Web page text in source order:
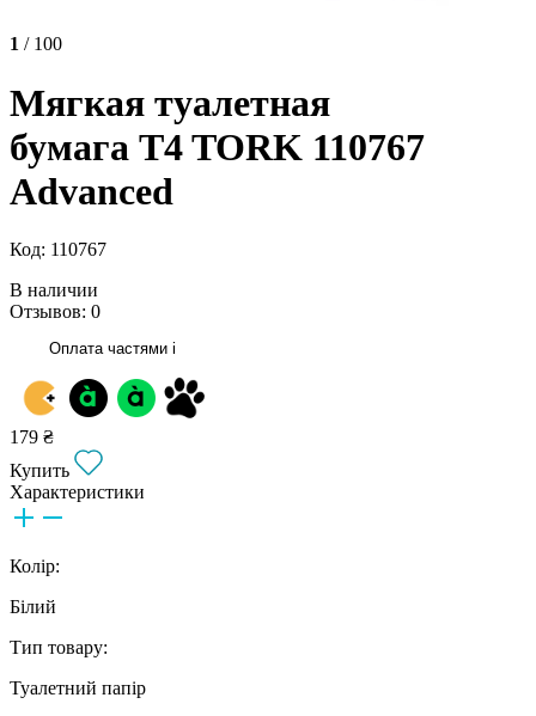
1 / 100
Мягкая туалетная
бумага T4 TORK 110767
Advanced
Код: 110767
В наличии
Отзывов: 0
Оплата частями i
179 ₴
Купить
Характеристики
Колір:
Білий
Тип товару:
Туалетний папір